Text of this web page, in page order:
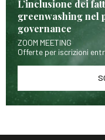
L’inclusione dei
greenwashing nel
governance
ZOOM MEETING
Offerte per iscrizioni